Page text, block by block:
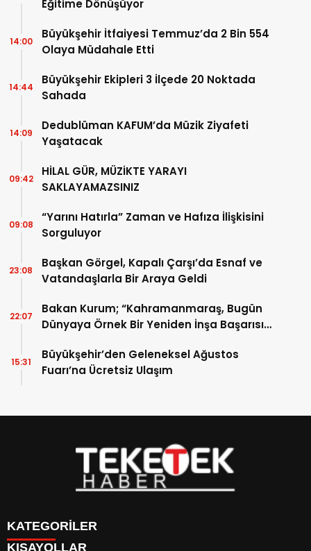
Eğitime Dönüşüyor
Büyükşehir İtfaiyesi Temmuz’da 2 Bin 554
Olaya Müdahale Etti
14:00
Büyükşehir Ekipleri 3 İlçede 20 Noktada
Sahada
14:44
Dedublüman KAFUM’da Müzik Ziyafeti
Yaşatacak
14:09
HİLAL GÜR, MÜZİKTE YARAYI
SAKLAYAMAZSINIZ
09:42
“Yarını Hatırla” Zaman ve Hafıza İlişkisini
Sorguluyor
09:08
Başkan Görgel, Kapalı Çarşı’da Esnaf ve
Vatandaşlarla Bir Araya Geldi
23:08
Bakan Kurum; “Kahramanmaraş, Bugün
Dünyaya Örnek Bir Yeniden İnşa Başarısı
22:07
Büyükşehir’den Geleneksel Ağustos
Fuarı’na Ücretsiz Ulaşım
15:31
KATEGORİLER
KISAYOLLAR